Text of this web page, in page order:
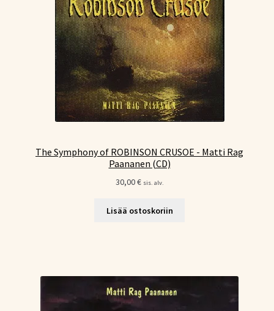
The Symphony of ROBINSON CRUSOE - Matti Rag
Paananen (CD)
30,00€ sis. alv.
Lisää ostoskoriin